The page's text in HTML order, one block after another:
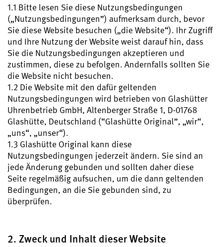
Service
Garantie, Wartung und Restaurierung
Kontakt
Nehmen Sie Kontakt mit uns auf
Deutsch English Français Italiano
Menü schließen
1.1 Bitte lesen Sie diese Nutzungsbedingungen
(„Nutzungsbedingungen”) aufmerksam durch, bevor
Sie diese Website besuchen („die Website“). Ihr Zugriff
und Ihre Nutzung der Website weist darauf hin, dass
Sie die Nutzungsbedingungen akzeptieren und
zustimmen, diese zu befolgen. Andernfalls sollten Sie
die Website nicht besuchen.
1.2 Die Website mit den dafür geltenden
Nutzungsbedingungen wird betrieben von Glashütter
Uhrenbetrieb GmbH, Altenberger Straße 1, D-01768
Glashütte, Deutschland (“Glashütte Original”, „wir“,
„uns“, „unser“).
1.3 Glashütte Original kann diese
Nutzungsbedingungen jederzeit ändern. Sie sind an
jede Änderung gebunden und sollten daher diese
Seite regelmäßig aufsuchen, um die dann geltenden
Bedingungen, an die Sie gebunden sind, zu
überprüfen.
2. Zweck und Inhalt dieser Website